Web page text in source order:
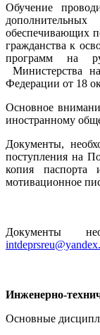
Обучение
обеспечивающих
гражданства к
программ на
Министерства
Федерации от 18
Основное
иностранному
Документы,
поступления на
копия паспорта
мотивационное
Документы
Инженерно-
Основные